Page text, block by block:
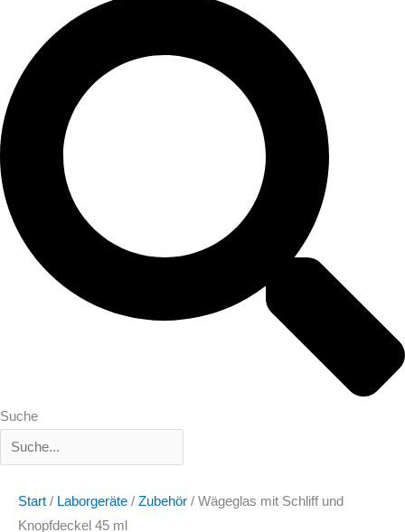
Suche
Start / Laborgeräte / Zubehör / Wägeglas mit Schliff und
Knopfdeckel 45 ml